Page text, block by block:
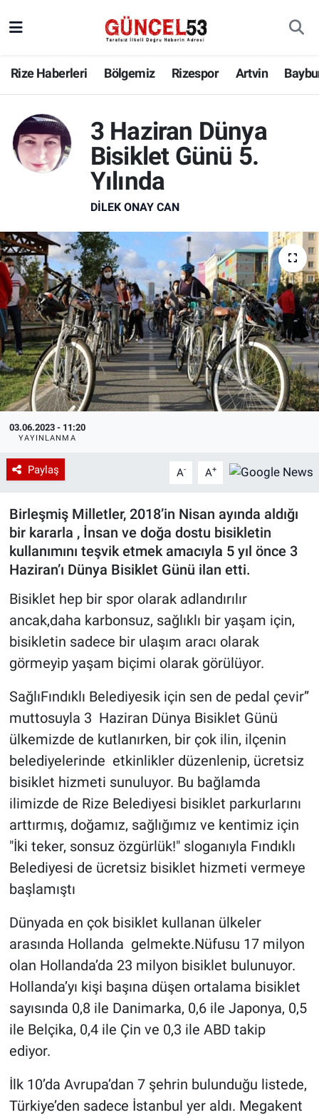
Rize Haberleri Bölgemiz Rizespor Artvin
3 Haziran Dünya
Bisiklet Günü 5.
Yılında
DILEK ONAY CAN
03.06.2023 - 11:20
YAYINLANMA
Paylaş A- A+
Birleşmiş Milletler, 2018’in Nisan ayında aldığı
bir kararla , İnsan ve doğa dostu bisikletin
kullanımını teşvik etmek amacıyla 5 yıl önce 3
Haziran’ı Dünya Bisiklet Günü ilan etti.
Bisiklet hep bir spor olarak adlandırılır
ancak,daha karbonsuz, sağlıklı bir yaşam için,
bisikletin sadece bir ulaşım aracı olarak
görmeyip yaşam biçimi olarak görülüyor.
SağlıFındıklı Belediyesik için sen de pedal çevir”
muttosuyla 3 Haziran Dünya Bisiklet Günü
ülkemizde de kutlanırken, bir çok ilin, ilçenin
belediyelerinde etkinlikler düzenlenip, ücretsiz
bisiklet hizmeti sunuluyor. Bu bağlamda
ilimizde de Rize Belediyesi bisiklet parkurlarını
arttırmış, doğamız, sağlığımız ve kentimiz için
"İki teker, sonsuz özgürlük!" sloganıyla Fındıklı
Belediyesi de ücretsiz bisiklet hizmeti vermeye
başlamıştı
Dünyada en çok bisiklet kullanan ülkeler
arasında Hollanda gelmekte.Nüfusu 17 milyon
olan Hollanda’da 23 milyon bisiklet bulunuyor.
Hollanda’yı kişi başına düşen ortalama bisiklet
sayısında 0,8 ile Danimarka, 0,6 ile Japonya, 0,5
ile Belçika, 0,4 ile Çin ve 0,3 ile ABD takip
ediyor.
İlk 10’da Avrupa’dan 7 şehrin bulunduğu listede,
Türkiye’den sadece İstanbul yer aldı. Megakent